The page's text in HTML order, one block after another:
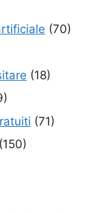
(70)
(18)
(71)
(150)